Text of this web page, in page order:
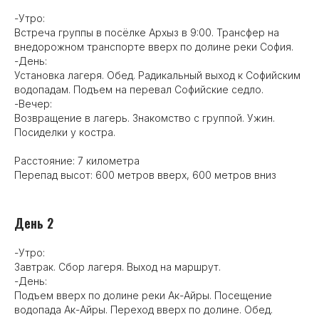
-Утро:
Встреча группы в посёлке Архыз в 9:00. Трансфер на
внедорожном транспорте вверх по долине реки София.
-День:
Установка лагеря. Обед. Радикальный выход к Софийским
водопадам. Подъем на перевал Софийские седло.
-Вечер:
Возвращение в лагерь. Знакомство с группой. Ужин.
Посиделки у костра.
Расстояние: 7 километра
Перепад высот: 600 метров вверх, 600 метров вниз
День 2
-Утро:
Завтрак. Сбор лагеря. Выход на маршрут.
-День:
Подъем вверх по долине реки Ак-Айры. Посещение
водопада Ак-Айры. Переход вверх по долине. Обед.